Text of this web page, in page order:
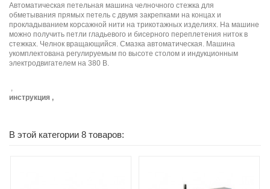
Автоматическая петельная машина челночного стежка для
обметывания прямых петель с двумя закрепками на концах и
прокладыванием корсажной нити на трикотажных изделиях. На машине
можно получить петли гладьевого и бисерного переплетения ниток в
стежках. Челнок вращающийся. Смазка автоматическая. Машина
укомплектована регулируемым по высоте столом и индукционным
электродвигателем на 380 В.
,
инструкция ,
В этой категории 8 товаров: